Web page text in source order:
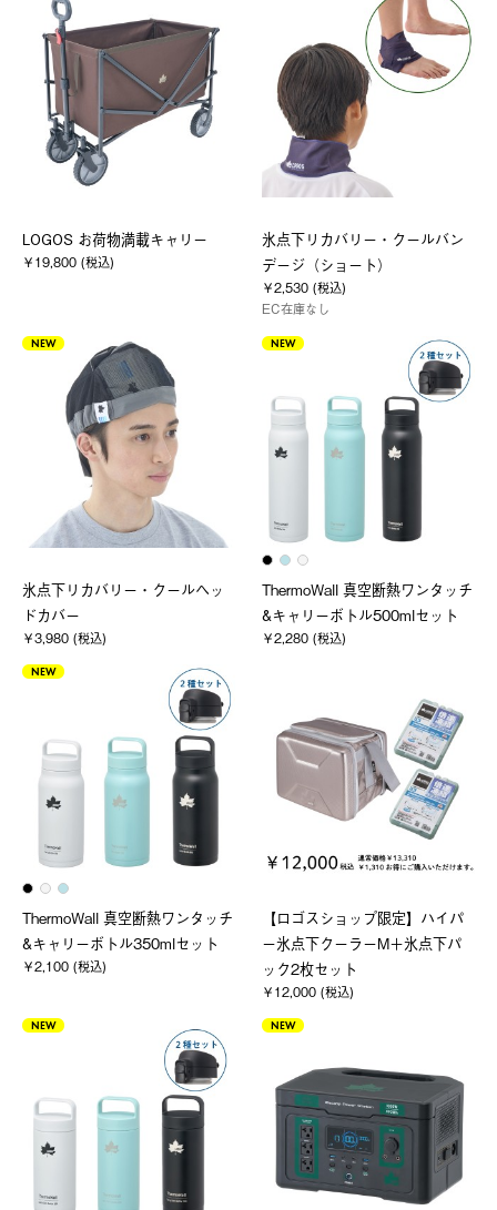
LOGOS お荷物満載キャリー
￥19,800 (税込)
氷点下リカバリー・クールバン
デージ（ショート）
￥2,530 (税込)
EC在庫なし
NEW
氷点下リカバリー・クールヘッ
ドカバー
￥3,980 (税込)
NEW
ThermoWall 真空断熱ワンタッチ
&キャリーボトル500mlセット
￥2,280 (税込)
NEW
ThermoWall 真空断熱ワンタッチ
&キャリーボトル350mlセット
￥2,100 (税込)
【ロゴスショップ限定】ハイパ
ー氷点下クーラーM＋氷点下パ
ック2枚セット
￥12,000 (税込)
NEW NEW